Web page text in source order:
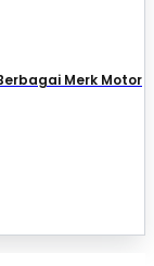
Merk Motor